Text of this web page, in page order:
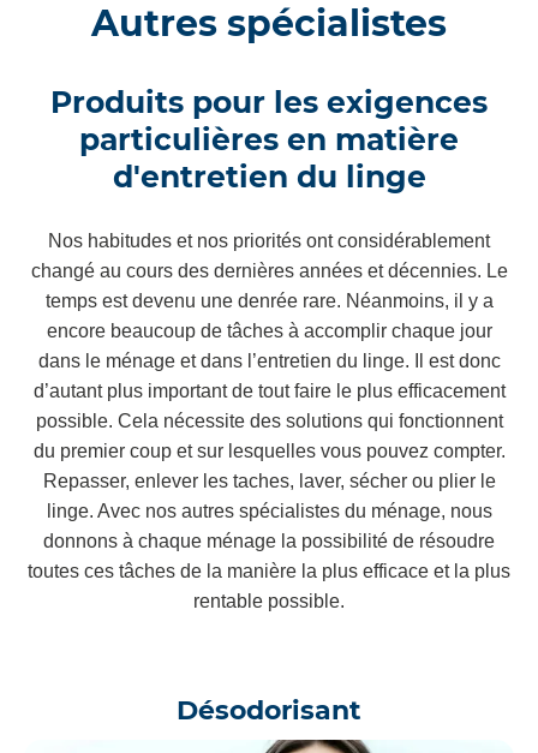
Autres spécialistes
Produits pour les exigences
particulières en matière
d'entretien du linge
Nos habitudes et nos priorités ont considérablement
changé au cours des dernières années et décennies. Le
temps est devenu une denrée rare. Néanmoins, il y a
encore beaucoup de tâches à accomplir chaque jour
dans le ménage et dans l’entretien du linge. Il est donc
d’autant plus important de tout faire le plus efficacement
possible. Cela nécessite des solutions qui fonctionnent
du premier coup et sur lesquelles vous pouvez compter.
Repasser, enlever les taches, laver, sécher ou plier le
linge. Avec nos autres spécialistes du ménage, nous
donnons à chaque ménage la possibilité de résoudre
toutes ces tâches de la manière la plus efficace et la plus
rentable possible.
Désodorisant